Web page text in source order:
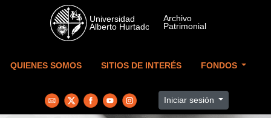
Skip to main content
QUIENES SOMOS SITIOS DE INTERÉS FONDOS
Iniciar sesión